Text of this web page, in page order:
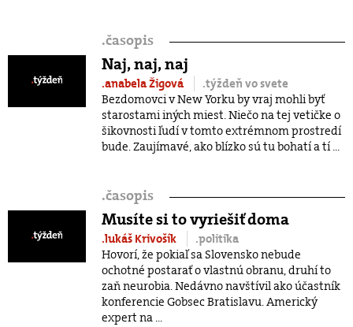
.časopis
Naj, naj, naj
.anabela Žigová
.týždeň vo svete
Bezdomovci v New Yorku by vraj mohli byť
starostami iných miest. Niečo na tej vetičke o
šikovnosti ľudí v tomto extrémnom prostredí
bude. Zaujímavé, ako blízko sú tu bohatí a tí ...
.časopis
Musíte si to vyriešiť doma
.lukáš Krivošík
.politika
Hovorí, že pokiaľ sa Slovensko nebude
ochotné postarať o vlastnú obranu, druhí to
zaň neurobia. Nedávno navštívil ako účastník
konferencie Gobsec Bratislavu. Americký
expert na ...